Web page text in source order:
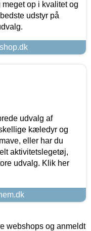
op i kvalitet og
udstyr på
udvalg af
kæledyr og
eller har du
aktivitetslegetøj,
udvalg. Klik her
webshops og anmeldt